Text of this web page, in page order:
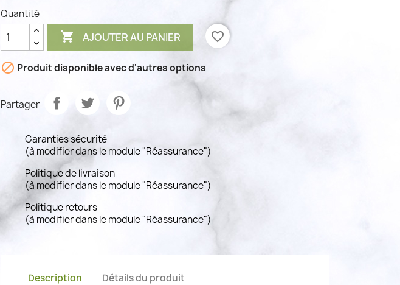
Quantité
 AJOUTER AU PANIER favorite_border
 Produit disponible avec d'autres options
Partager
Garanties sécurité
(à modifier dans le module "Réassurance")
Politique de livraison
(à modifier dans le module "Réassurance")
Politique retours
(à modifier dans le module "Réassurance")
Description Détails du produit